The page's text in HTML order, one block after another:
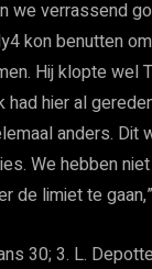
verrassend
kon benutten
Hij klopte wel
had hier al
anders.
We hebben
limiet te
30; 3. L.